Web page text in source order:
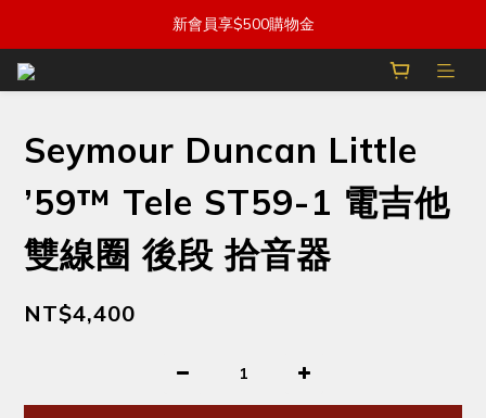
新會員享$500購物金
Seymour Duncan Little
’59™ Tele ST59-1 電吉他
雙線圈 後段 拾音器
NT$4,400